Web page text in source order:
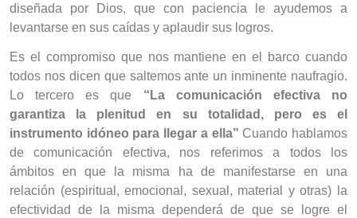
diseñada por Dios, que con paciencia le ayudemos a
levantarse en sus caídas y aplaudir sus logros.
Es el compromiso que nos mantiene en el barco cuando
todos nos dicen que saltemos ante un inminente naufragio.
Lo tercero es que “La comunicación efectiva no
garantiza la plenitud en su totalidad, pero es el
instrumento idóneo para llegar a ella” Cuando hablamos
de comunicación efectiva, nos referimos a todos los
ámbitos en que la misma ha de manifestarse en una
relación (espiritual, emocional, sexual, material y otras) la
efectividad de la misma dependerá de que se logre el